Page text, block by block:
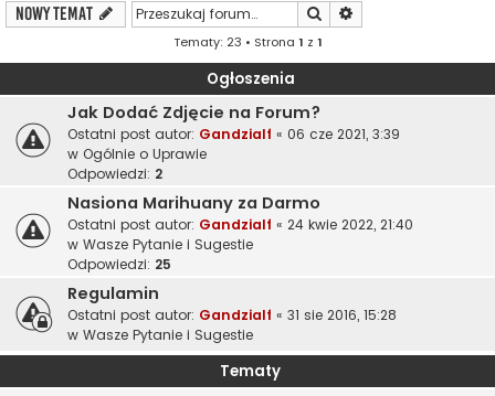
NOWY TEMAT Szukaj
Tematy: 23 • Strona 1 z 1
Ogłoszenia
Jak Dodać Zdjęcie na Forum?
Ostatni post autor: Gandzialf « 06 cze 2021, 3:39
w Ogólnie o Uprawie
Odpowiedzi: 2
Nasiona Marihuany za Darmo
Ostatni post autor: Gandzialf « 24 kwie 2022, 21:40
w Wasze Pytanie i Sugestie
Odpowiedzi: 25
Regulamin
Ostatni post autor: Gandzialf « 31 sie 2016, 15:28
w Wasze Pytanie i Sugestie
Tematy